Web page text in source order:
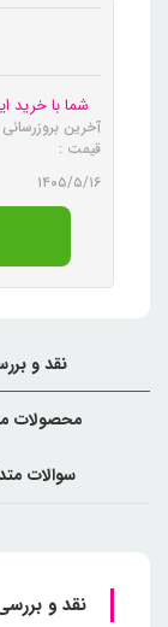
شما با خرید این محصول 2
آخرین بروزرسانی
قیمت :
۱۴۰۵/۵/۱۶
نقد و
محصولات
سوالات
نقد و